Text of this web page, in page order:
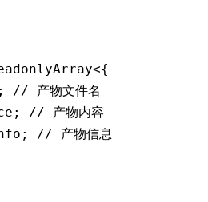
<{
;
// 产物文件名
;
// 产物内容
;
// 产物信息